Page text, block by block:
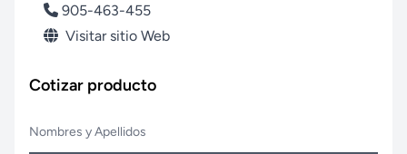
905-463-455
Visitar sitio Web
Cotizar producto
Nombres y Apellidos